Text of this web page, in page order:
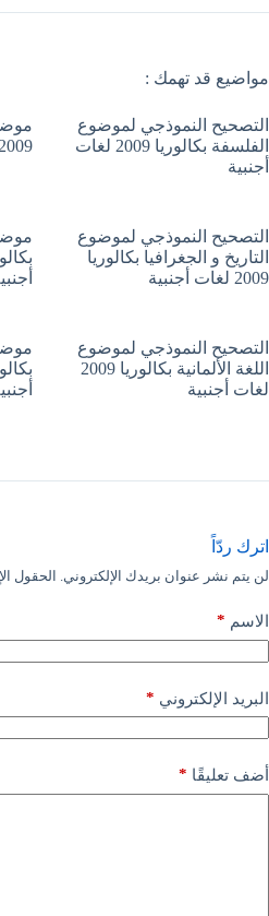
مواضيع قد تهمك :
التصحيح النموذجي لموضوع
الفلسفة بكالوريا 2009 لغات
أجنبية
2009 شعبة لغات أجنبية
التصحيح النموذجي لموضوع
التاريخ و الجغرافيا بكالوريا
2009 لغات أجنبية
التصحيح النموذجي لموضوع
اللغة الألمانية بكالوريا 2009
لغات أجنبية
اترك ردّاً
لن يتم نشر عنوان بريدك الإلكتروني. الحقول
الاسم *
البريد الإلكتروني *
أضف تعليقًا *